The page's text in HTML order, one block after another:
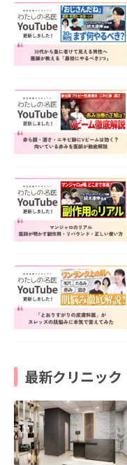
最新クリニック